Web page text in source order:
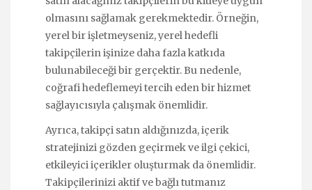
olmasını sağlamak gerekmektedir. Örneğin,
yerel bir işletmeyseniz, yerel hedefli
takipçilerin işinize daha fazla katkıda
bulunabileceği bir gerçektir. Bu nedenle,
coğrafi hedeflemeyi tercih eden bir hizmet
sağlayıcısıyla çalışmak önemlidir.
Ayrıca, takipçi satın aldığınızda, içerik
stratejinizi gözden geçirmek ve ilgi çekici,
etkileyici içerikler oluşturmak da önemlidir.
Takipçilerinizi aktif ve bağlı tutmanız